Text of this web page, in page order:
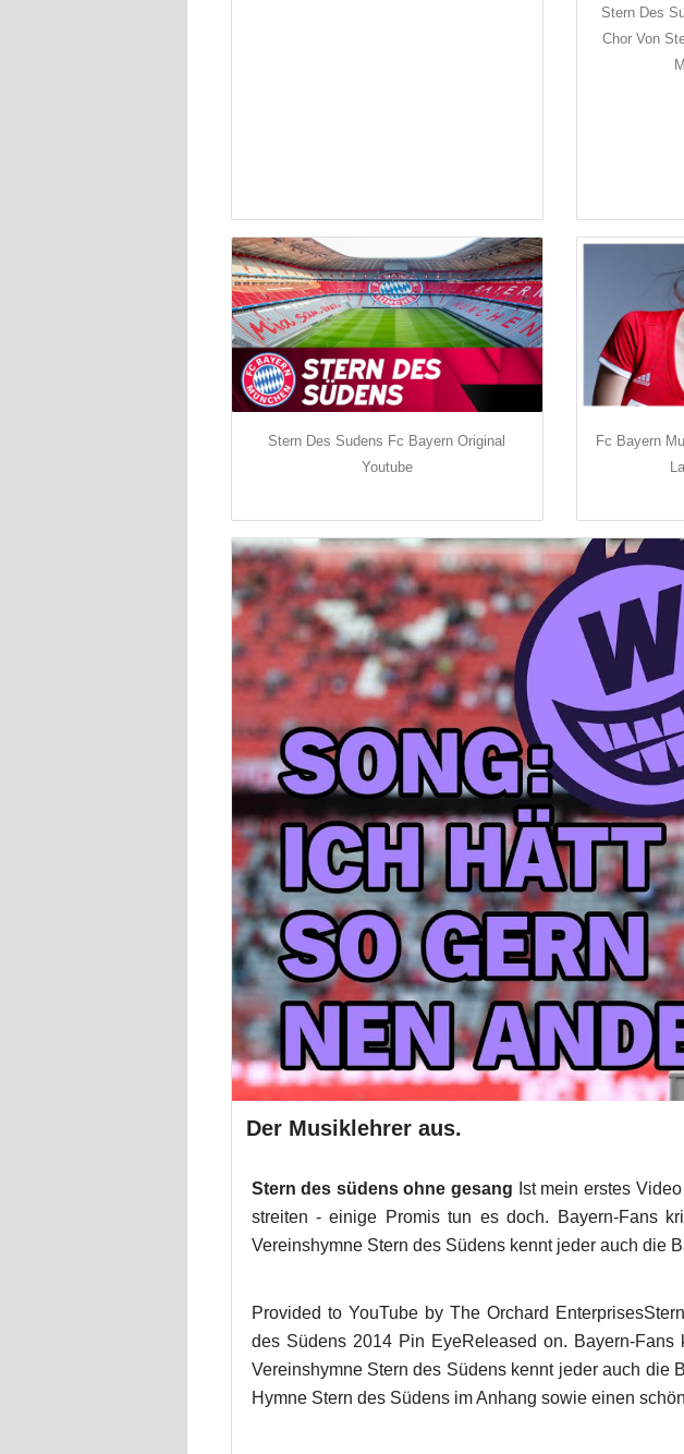
Stern Des
Chor Von
Stern Des Sudens Fc Bayern Original
Youtube
Fc Bayern
Der Musiklehrer aus.
Stern des südens ohne gesang Ist mein erstes
streiten - einige Promis tun es doch. Bayern-Fans
Vereinshymne Stern des Südens kennt jeder auch die
Provided to YouTube by The Orchard
des Südens 2014 Pin EyeReleased on. Bayern-
Vereinshymne Stern des Südens kennt jeder auch die
Hymne Stern des Südens im Anhang sowie einen